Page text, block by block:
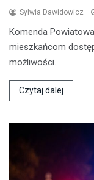
Sylwia Dawidowicz
Komenda
mieszkańcom
możliwości…
Czytaj dalej